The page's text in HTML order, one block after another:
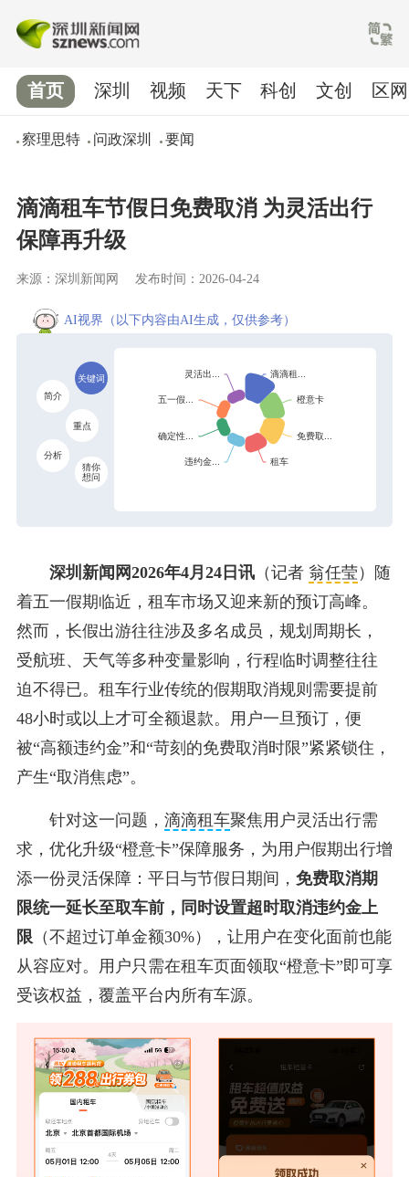
首页
察理思特 问政深圳 要闻
深圳 视频 天下 科创 文创 区网
滴滴租车节假日免费取消 为灵活出行
保障再升级
来源：深圳新闻网 发布时间：2026-04-24
AI视界 （以下内容由AI生成，仅供参考）
关键词
简介
重点
分析
猜你
想问
深圳新闻网2026年4月24日讯（记者 翁任莹）随
着五一假期临近，租车市场又迎来新的预订高峰。
然而，长假出游往往涉及多名成员，规划周期长，
受航班、天气等多种变量影响，行程临时调整往往
迫不得已。租车行业传统的假期取消规则需要提前
48小时或以上才可全额退款。用户一旦预订，便
被“高额违约金”和“苛刻的免费取消时限”紧紧锁住，
产生“取消焦虑”。
针对这一问题， 滴滴租车聚焦用户灵活出行需
求，优化升级“橙意卡”保障服务，为用户假期出行增
添一份灵活保障：平日与节假日期间， 免费取消期
限统一延长至取车前，同时设置超时取消违约金上
限 （不超过订单金额30%），让用户在变化面前也能
从容应对。用户只需在租车页面领取“橙意卡”即可享
受该权益，覆盖平台内所有车源。